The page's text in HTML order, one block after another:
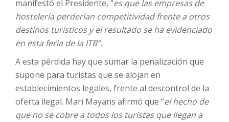
manifestó el Presidente, “es que las empresas de
hostelería perderían competitividad frente a otros
destinos turísticos y el resultado se ha evidenciado
en esta feria de la ITB”.
A esta pérdida hay que sumar la penalización que
supone para turistas que se alojan en
establecimientos legales, frente al descontrol de la
oferta ilegal. Marí Mayans afirmó que “el hecho de
que no se cobre a todos los turistas que llegan a